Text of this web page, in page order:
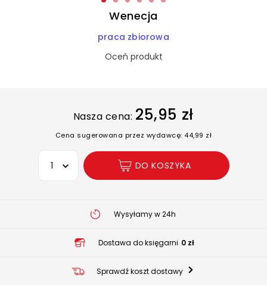
Wenecja
praca zbiorowa
Oceń produkt
Nasza cena: 25,95 zł
Cena sugerowana przez wydawcę: 44,99 zł
Wybierz opcję
DO KOSZYKA
Wysyłamy w 24h
Dostawa do księgarni 0 zł
Sprawdź koszt dostawy